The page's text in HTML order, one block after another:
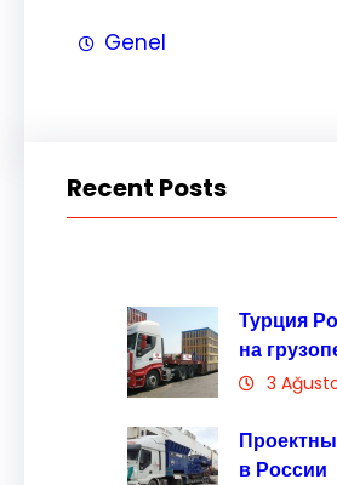
Genel
Recent Posts
Турция
на
3
в России